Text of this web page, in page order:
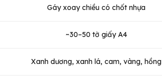
Gáy xoay chiều có chốt nhựa
~30–50 tờ giấy A4
Xanh dương, xanh lá, cam, vàng, hồng